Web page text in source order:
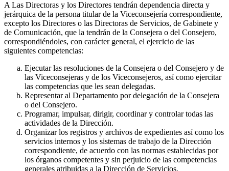
A Las Directoras y los Directores tendrán dependencia directa y
jerárquica de la persona titular de la Viceconsejería correspondiente,
excepto los Directores o las Directoras de Servicios, de Gabinete y
de Comunicación, que la tendrán de la Consejera o del Consejero,
correspondiéndoles, con carácter general, el ejercicio de las
siguientes competencias:
Ejecutar las resoluciones de la Consejera o del Consejero y de
las Viceconsejeras y de los Viceconsejeros, así como ejercitar
las competencias que les sean delegadas.
Representar al Departamento por delegación de la Consejera
o del Consejero.
Programar, impulsar, dirigir, coordinar y controlar todas las
actividades de la Dirección.
Organizar los registros y archivos de expedientes así como los
servicios internos y los sistemas de trabajo de la Dirección
correspondiente, de acuerdo con las normas establecidas por
los órganos competentes y sin perjuicio de las competencias
generales atribuidas a la Dirección de Servicios.